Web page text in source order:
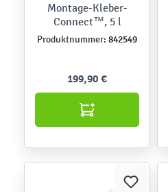
Montage-Kleber-
Connect™, 5 l
Produktnummer: 842549
199,90 €